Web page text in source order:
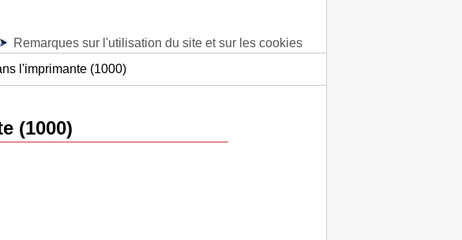
Remarques sur l'utilisation du site et sur les cookies
l'imprimante (1000)
(1000)